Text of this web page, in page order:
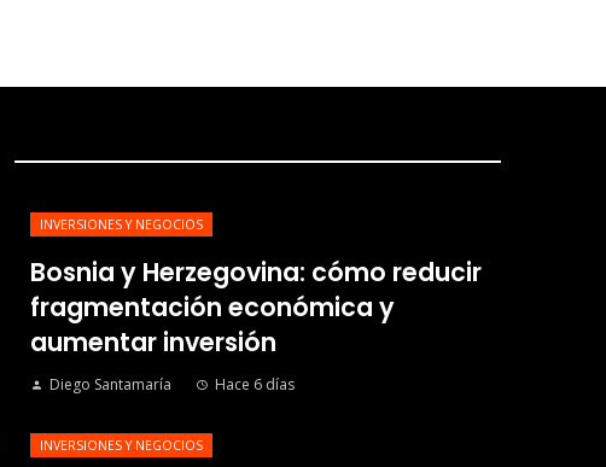
INVERSIONES Y NEGOCIOS
Bosnia y Herzegovina: cómo reducir
fragmentación económica y
aumentar inversión
Diego Santamaría Hace 6 días
INVERSIONES Y NEGOCIOS